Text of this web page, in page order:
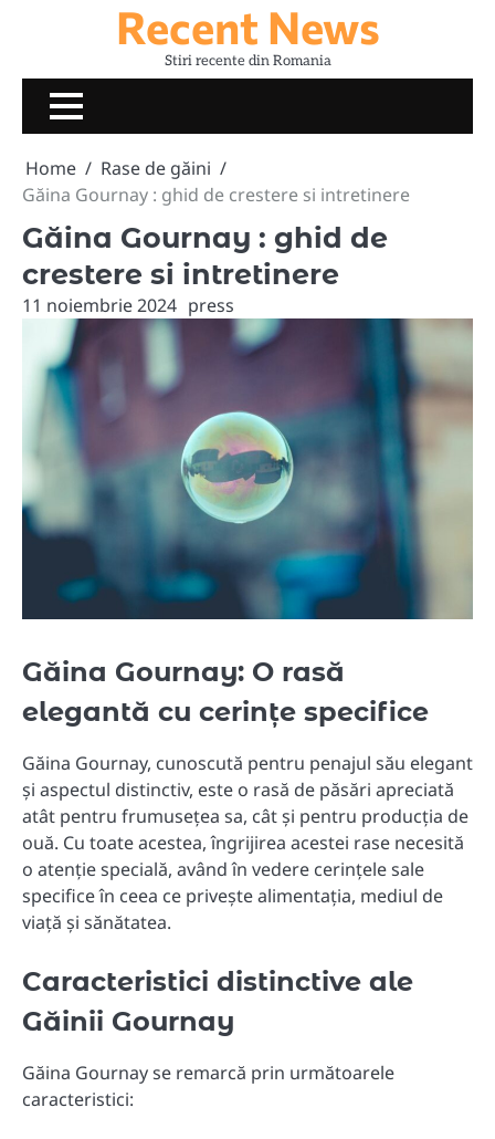
Recent News
Stiri recente din Romania
Home
Rase de găini
Găina Gournay : ghid de crestere si intretinere
Găina Gournay : ghid de
crestere si intretinere
11 noiembrie 2024 press
Găina Gournay: O rasă
elegantă cu cerințe specifice
Găina Gournay, cunoscută pentru penajul său elegant
și aspectul distinctiv, este o rasă de păsări apreciată
atât pentru frumusețea sa, cât și pentru producția de
ouă. Cu toate acestea, îngrijirea acestei rase necesită
o atenție specială, având în vedere cerințele sale
specifice în ceea ce privește alimentația, mediul de
viață și sănătatea.
Caracteristici distinctive ale
Găinii Gournay
Găina Gournay se remarcă prin următoarele
caracteristici: